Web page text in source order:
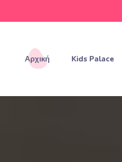
Αρχική Kids Palace